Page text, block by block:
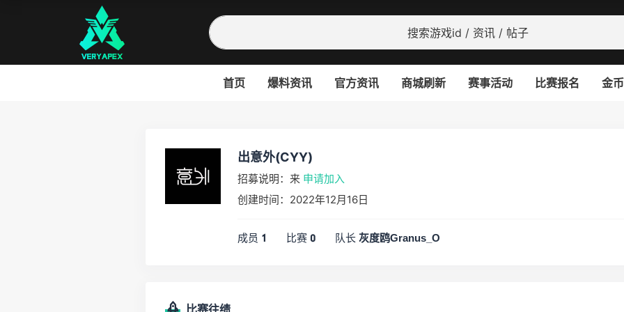
首页 爆料资讯 官方资讯 商城刷新 赛事活动 比赛报名 金
出意外(CYY)
招募说明：来 申请加入
创建时间：2022年12月16日
成员 1 比赛 0 队长 灰度鸥Granus_O
比赛往绩